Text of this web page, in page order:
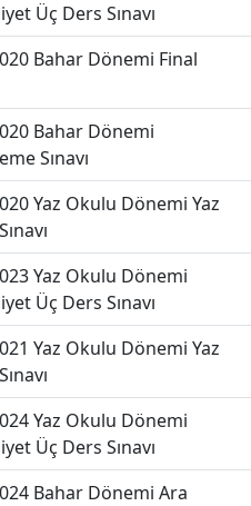
Üç Ders Sınavı
Bahar Dönemi Final
Bahar Dönemi
Sınavı
Yaz Okulu Dönemi Yaz
Yaz Okulu Dönemi
Üç Ders Sınavı
Yaz Okulu Dönemi Yaz
Yaz Okulu Dönemi
Üç Ders Sınavı
Bahar Dönemi Ara